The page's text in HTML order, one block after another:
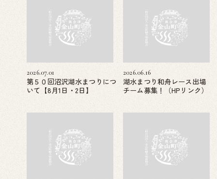
2026.07.01
第５０回沼沢湖水まつりにつ
いて【8月1日・2日】
2026.06.16
湖水まつり和舟レース出場
チーム募集！（HPリンク）